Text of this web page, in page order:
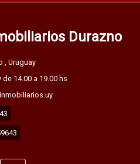
Durazno
, Uruguay
14.00 a 19.00 hs